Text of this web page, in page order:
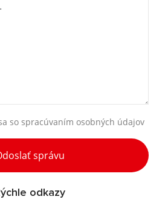
so spracúvaním osobných údajov
správu
odkazy